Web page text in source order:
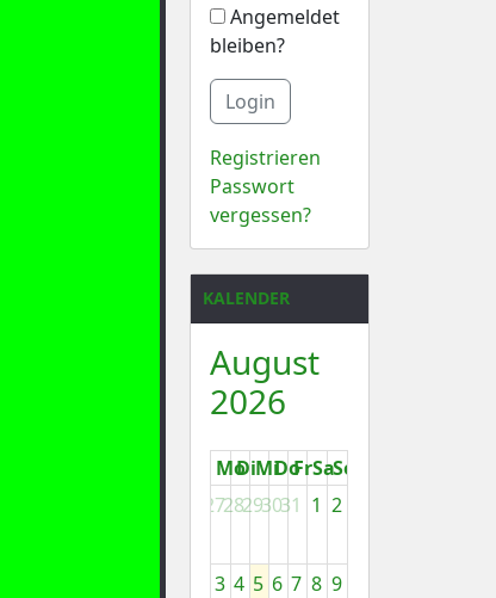
Angemeldet
bleiben?
Login
Registrieren
Passwort
vergessen?
KALENDER
August
2026
MoDiMiDoFrSaSo
2728293031 1 2
3 4 5 6 7 8 9